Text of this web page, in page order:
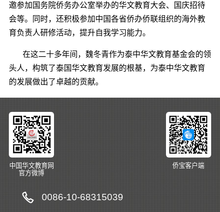
邀参加国务院侨务办公室举办的华文教育大会、
国庆招待
会等。同时，还积极参加中国各省侨办侨联组织的海外教
育负责人研修活动，提升自我学习能力。
在这二十多年间， 魏冬青作为泰中华文教育基金会的领
头人，构筑了泰国华文教育发展的根基，为泰中华文教育
的发展做出了卓越的贡献。
中国华文教育网
官方微博
侨宝客户端
0086-10-68315039